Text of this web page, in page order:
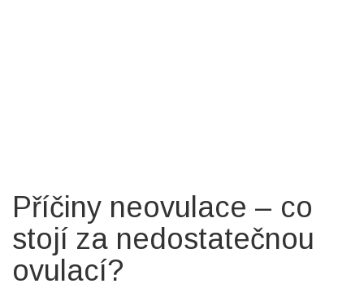
Příčiny neovulace – co
stojí za nedostatečnou
ovulací?